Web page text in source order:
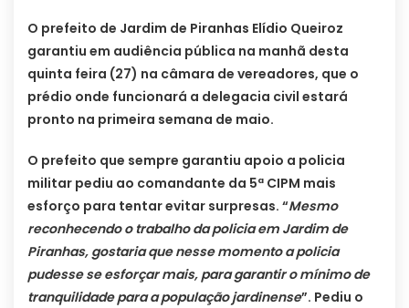
O prefeito de Jardim de Piranhas Elídio Queiroz
garantiu em audiência pública na manhã desta
quinta feira (27) na câmara de vereadores, que o
prédio onde funcionará a delegacia civil estará
pronto na primeira semana de maio.
O prefeito que sempre garantiu apoio a policia
militar pediu ao comandante da 5ª CIPM mais
esforço para tentar evitar surpresas. “Mesmo
reconhecendo o trabalho da policia em Jardim de
Piranhas, gostaria que nesse momento a policia
pudesse se esforçar mais, para garantir o mínimo de
tranquilidade para a população jardinense”. Pediu o